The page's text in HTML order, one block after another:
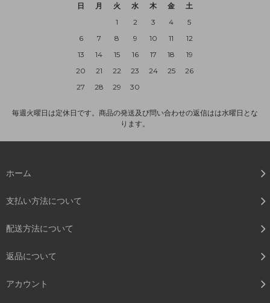
日
月 火 水 木 金
土
1
2 3 4
5
6
7 8 9 10 11
12
13
14 15 16 17 18
19
20
21 22 23 24 25
26
27
28 29 30
毎週火曜日は定休日です。商品の発送及び問い合わせの返信はは水曜日とな
ります。
ホーム
支払い方法について
配送方法について
返品について
アカウント